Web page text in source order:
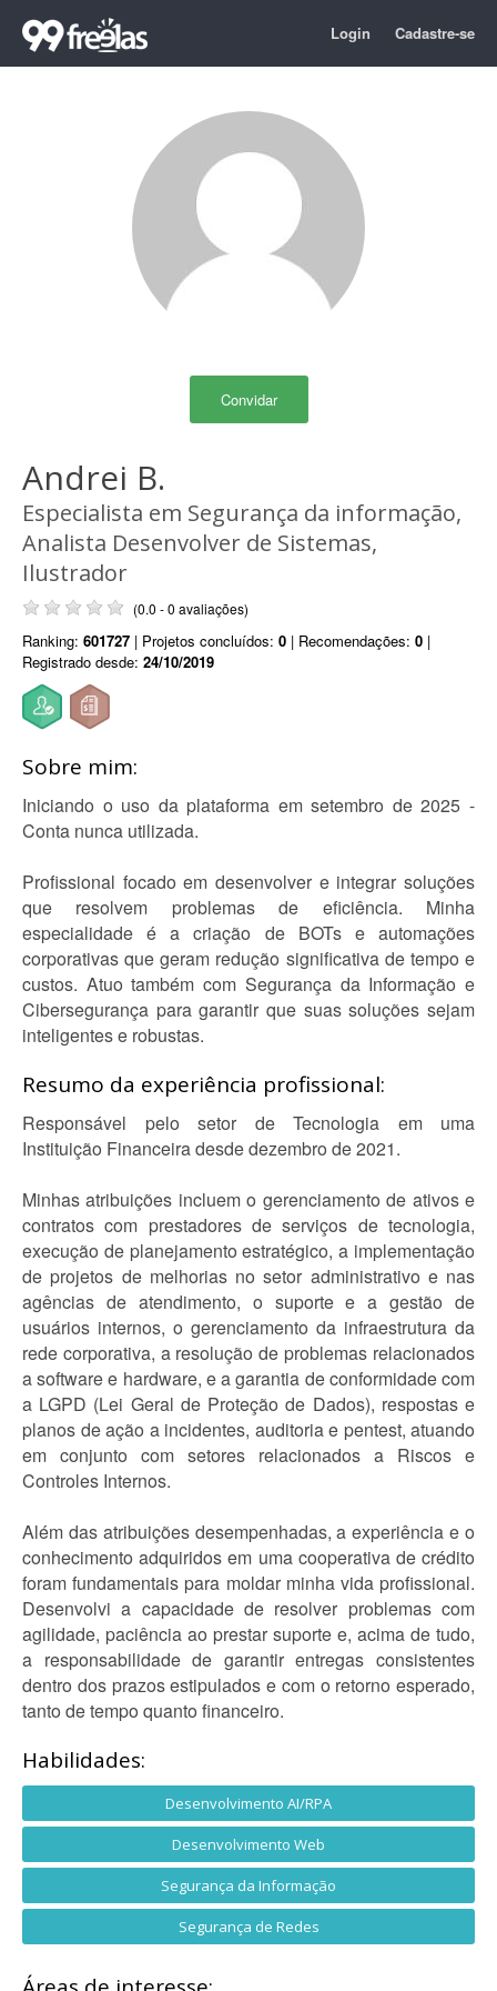
Login Cadastre-se
Convidar
Andrei B.
Especialista em Segurança da informação,
Analista Desenvolver de Sistemas,
Ilustrador
(0.0 - 0 avaliações)
Ranking: 601727 | Projetos concluídos: 0 | Recomendações: 0 |
Registrado desde: 24/10/2019
Sobre mim:
Iniciando o uso da plataforma em setembro de 2025 -
Conta nunca utilizada.
Profissional focado em desenvolver e integrar soluções
que resolvem problemas de eficiência. Minha
especialidade é a criação de BOTs e automações
corporativas que geram redução significativa de tempo e
custos. Atuo também com Segurança da Informação e
Cibersegurança para garantir que suas soluções sejam
inteligentes e robustas.
Resumo da experiência profissional:
Responsável pelo setor de Tecnologia em uma
Instituição Financeira desde dezembro de 2021.
Minhas atribuições incluem o gerenciamento de ativos e
contratos com prestadores de serviços de tecnologia,
execução de planejamento estratégico, a implementação
de projetos de melhorias no setor administrativo e nas
agências de atendimento, o suporte e a gestão de
usuários internos, o gerenciamento da infraestrutura da
rede corporativa, a resolução de problemas relacionados
a software e hardware, e a garantia de conformidade com
a LGPD (Lei Geral de Proteção de Dados), respostas e
planos de ação a incidentes, auditoria e pentest, atuando
em conjunto com setores relacionados a Riscos e
Controles Internos.
Além das atribuições desempenhadas, a experiência e o
conhecimento adquiridos em uma cooperativa de crédito
foram fundamentais para moldar minha vida profissional.
Desenvolvi a capacidade de resolver problemas com
agilidade, paciência ao prestar suporte e, acima de tudo,
a responsabilidade de garantir entregas consistentes
dentro dos prazos estipulados e com o retorno esperado,
tanto de tempo quanto financeiro.
Habilidades:
Desenvolvimento AI/RPA
Desenvolvimento Web
Segurança da Informação
Segurança de Redes